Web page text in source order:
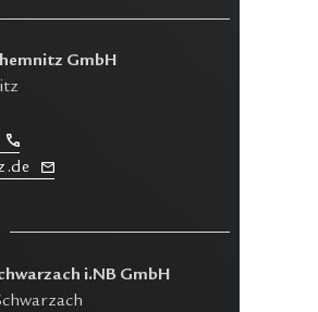
GmbH
i.NB GmbH